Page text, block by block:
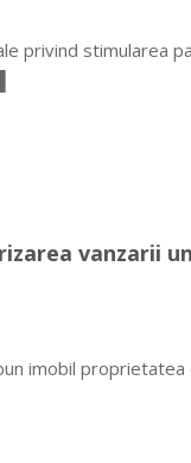
privind stimularea
vanzarii
imobil